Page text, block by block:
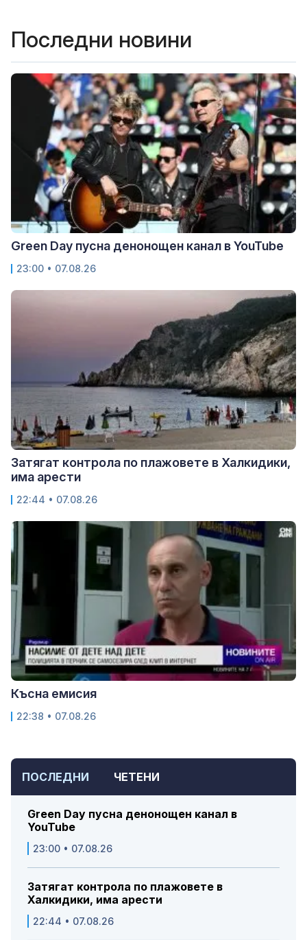
ПОСЛЕДНИ ЧЕТЕНИ
Green Day пусна денонощен канал в
YouTube
23:00 • 07.08.26
Затягат контрола по плажовете в
Халкидики, има арести
22:44 • 07.08.26
Последни новини
Green Day пусна денонощен канал в YouTube
23:00 • 07.08.26
Затягат контрола по плажовете в Халкидики,
има арести
22:44 • 07.08.26
Късна емисия
22:38 • 07.08.26